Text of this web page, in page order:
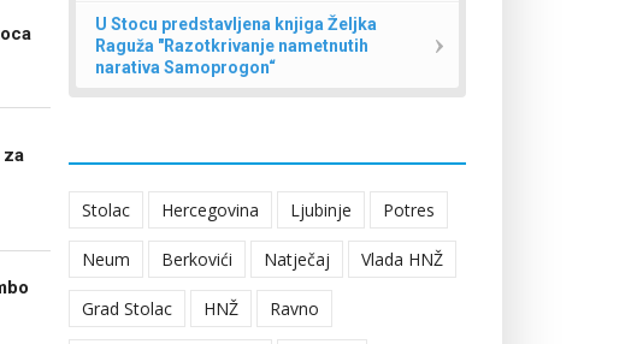
za
U Stocu predstavljena knjiga Željka
Raguža "Razotkrivanje nametnutih
narativa Samoprogon“
Stolac Hercegovina Ljubinje Potres
Neum Berkovići Natječaj Vlada HNŽ
Grad Stolac HNŽ Ravno